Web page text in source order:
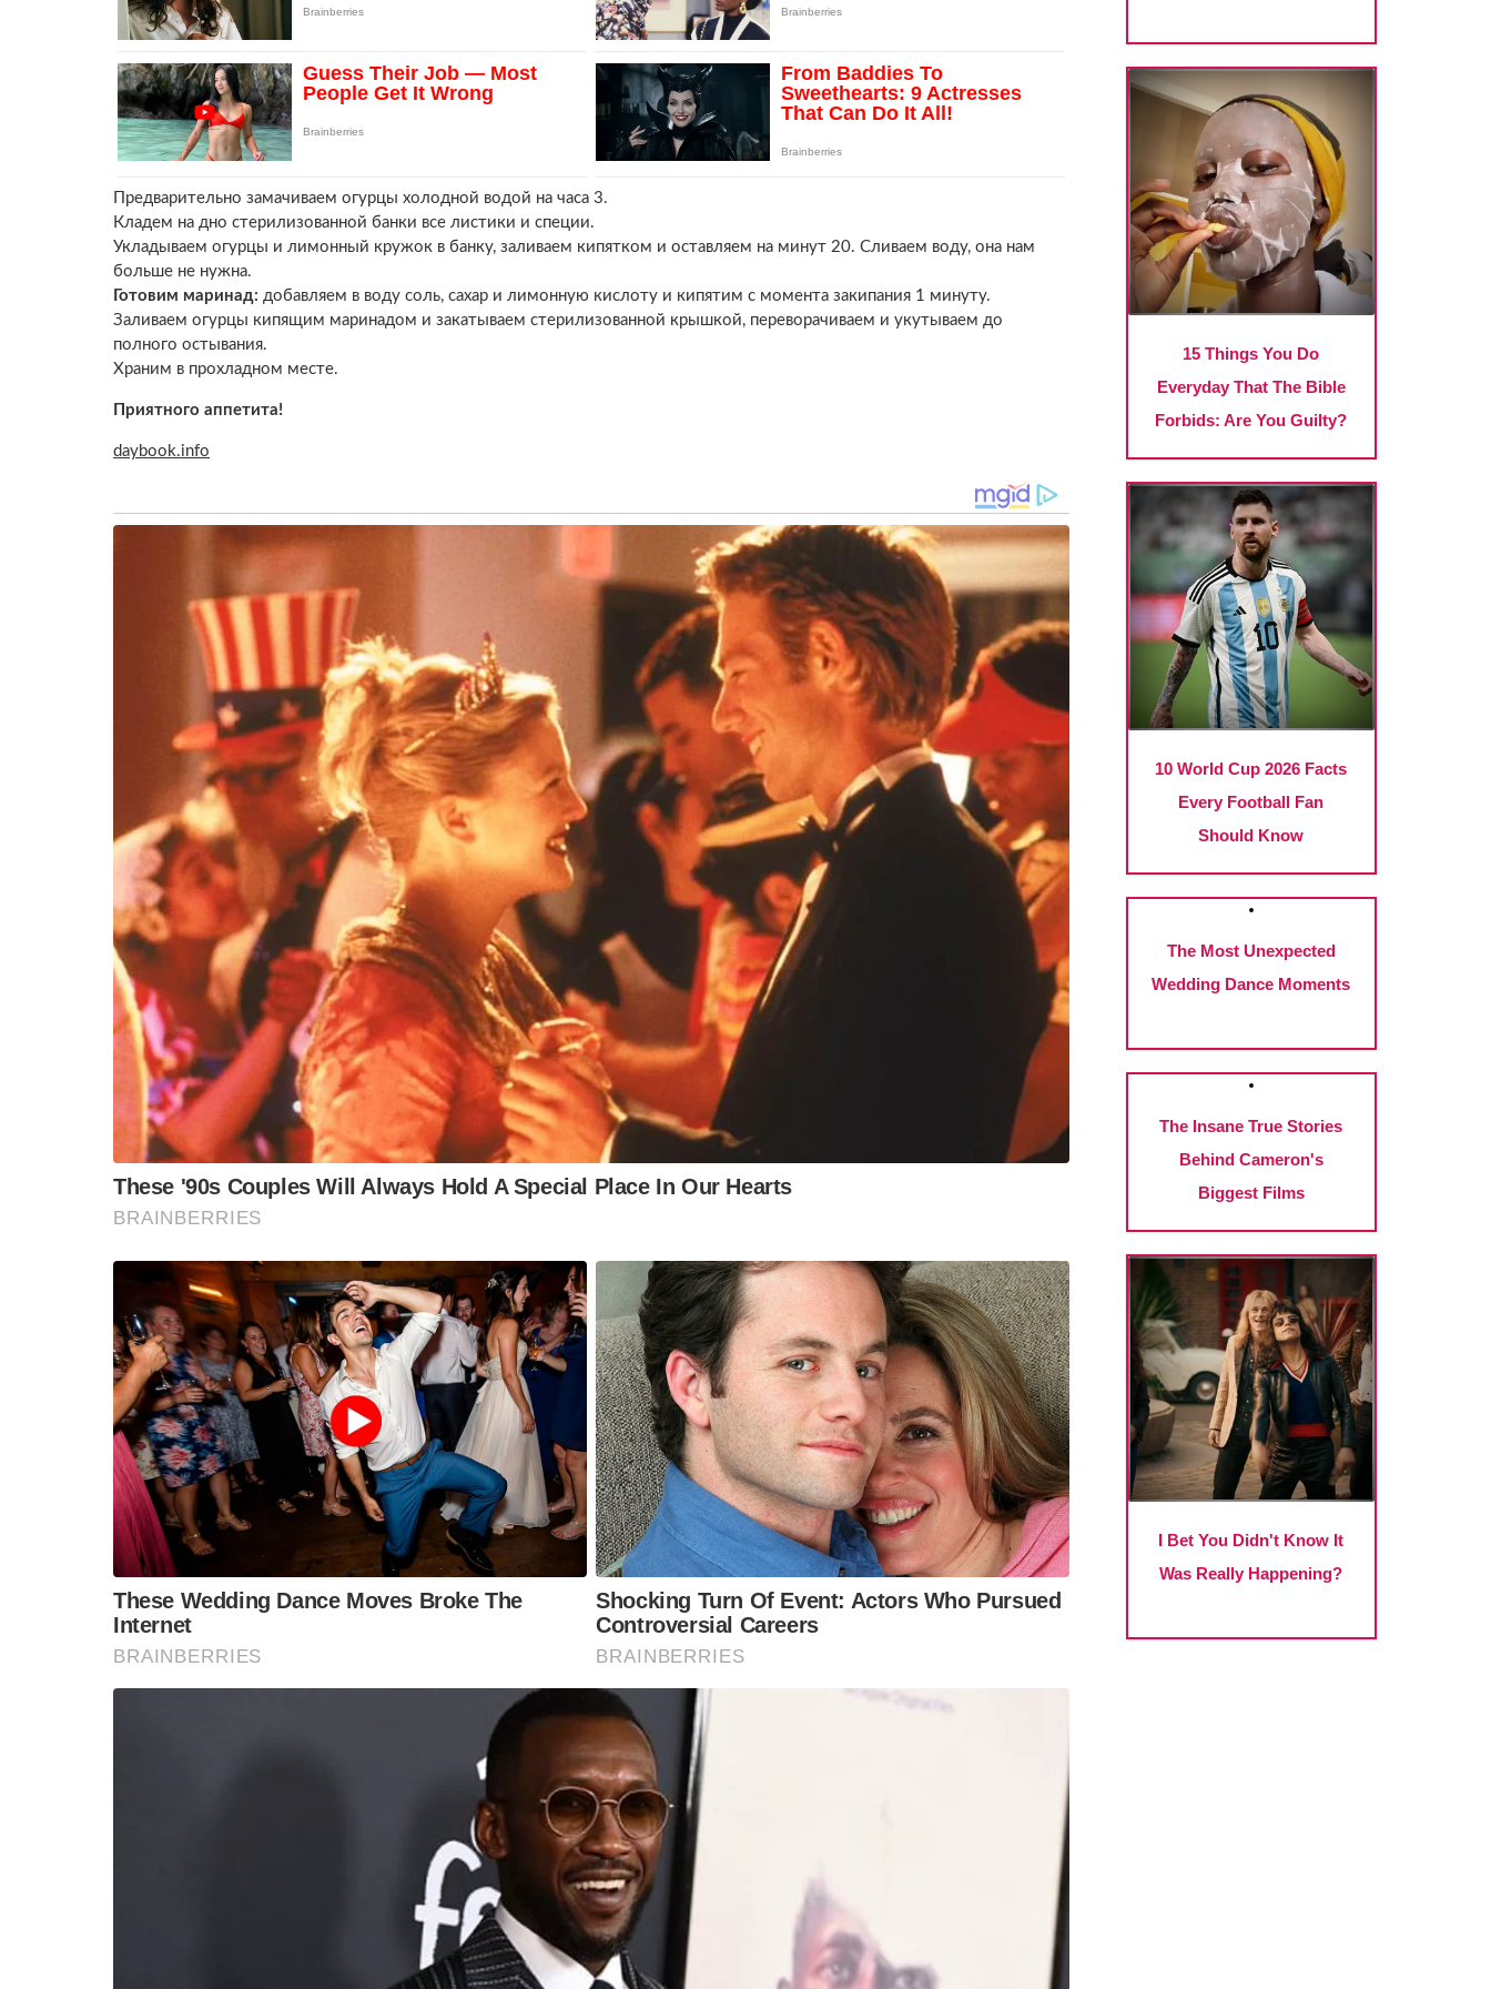
Предварительно замачиваем огурцы холодной водой на часа 3.
Кладем на дно стерилизованной банки все листики и специи.
Укладываем огурцы и лимонный кружок в банку, заливаем кипятком и оставляем на минут 20. Сливаем воду, она нам
больше не нужна.
Готовим маринад: добавляем в воду соль, сахар и лимонную кислоту и кипятим с момента закипания 1 минуту.
Заливаем огурцы кипящим маринадом и закатываем стерилизованной крышкой, переворачиваем и укутываем до
полного остывания.
Храним в прохладном месте.
Приятного аппетита!
daybook.info